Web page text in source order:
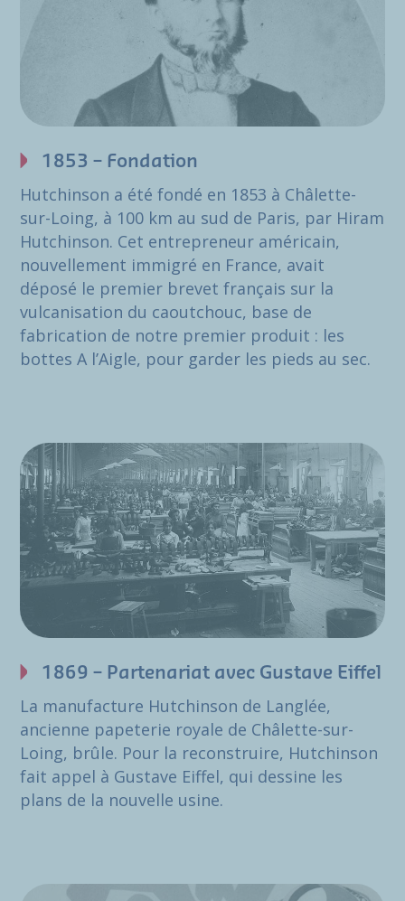
1853 – Fondation
Hutchinson a été fondé en 1853 à Châlette-
sur-Loing, à 100 km au sud de Paris, par Hiram
Hutchinson. Cet entrepreneur américain,
nouvellement immigré en France, avait
déposé le premier brevet français sur la
vulcanisation du caoutchouc, base de
fabrication de notre premier produit : les
bottes A l’Aigle, pour garder les pieds au sec.
1869 – Partenariat avec Gustave Eiffel
La manufacture Hutchinson de Langlée,
ancienne papeterie royale de Châlette-sur-
Loing, brûle. Pour la reconstruire, Hutchinson
fait appel à Gustave Eiffel, qui dessine les
plans de la nouvelle usine.